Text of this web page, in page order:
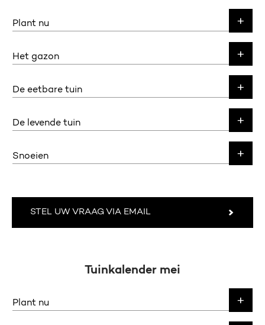
Plant nu
Het gazon
De eetbare tuin
De levende tuin
Snoeien
STEL UW VRAAG VIA EMAIL
Tuinkalender mei
Plant nu